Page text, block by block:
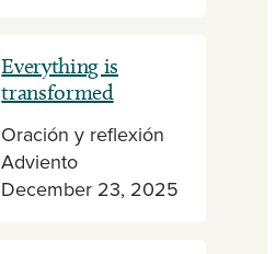
Everything is
transformed
Oración y reflexión
Adviento
December 23, 2025